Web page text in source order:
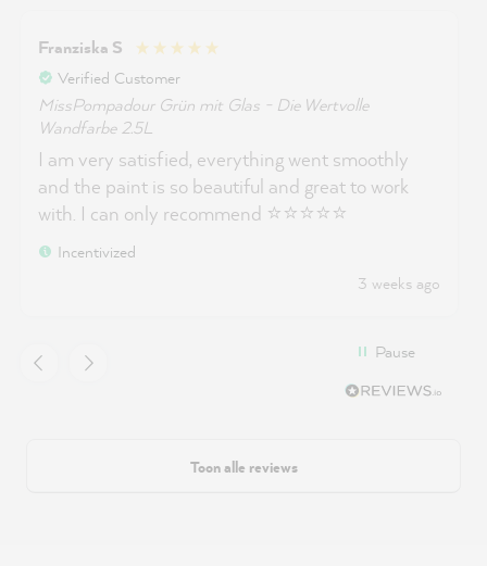
Franziska S
Verified Customer
MissPompadour Grün mit Glas - Die Wertvolle
Wandfarbe 2.5L
I am very satisfied, everything went smoothly
and the paint is so beautiful and great to work
with. I can only recommend ⭐️⭐️⭐️⭐️⭐️
Incentivized
3 weeks ago
Pause
Toon alle reviews